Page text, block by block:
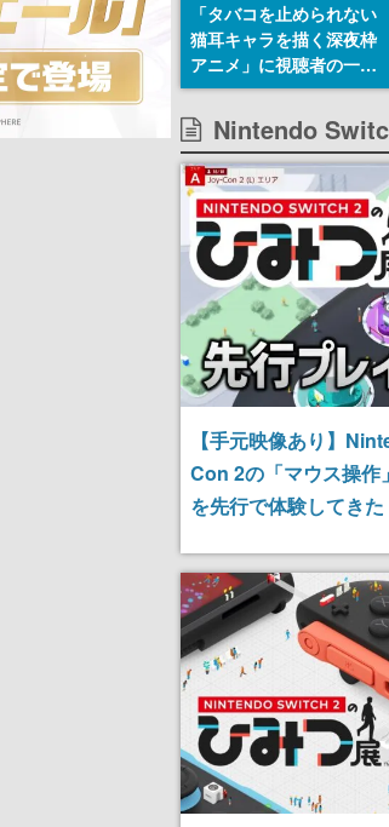
「タバコを止められない
猫耳キャラを描く深夜枠
アニメ」に視聴者の一部
から批判意見。違法薬物
の使用と思しき描写も含
めて、BPOが議論を交わ
す
Nintendo
【手元映像あり】
Con 2の「マウス操作
を先行で体験してき
のひみつ展』を遊び
た先行プレイ映像3本